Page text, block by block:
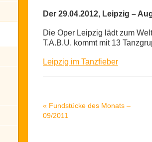
Der 29.04.2012, Leipzig –
Die Oper Leipzig lädt zum
T.A.B.U. kommt mit 13
Leipzig im Tanzfieber
« Fundstücke des Monats –
09/2011